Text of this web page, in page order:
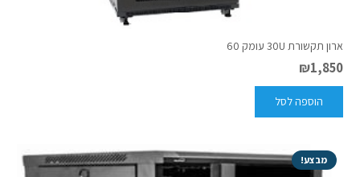
ארון תקשורת 30U עומק 60
₪1,850
הוספה לסל
מבצע!